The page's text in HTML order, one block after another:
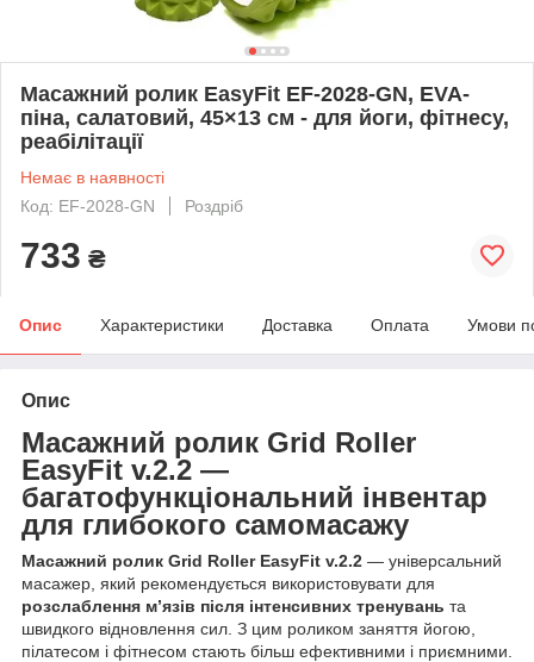
Масажний ролик EasyFit EF-2028-GN, EVA-
піна, салатовий, 45×13 см - для йоги, фітнесу,
реабілітації
Немає в наявності
Код: EF-2028-GN
Роздріб
733 ₴
Опис Характеристики Доставка Оплата Умови
Опис
Масажний ролик Grid Roller
EasyFit v.2.2 —
багатофункціональний інвентар
для глибокого самомасажу
Масажний ролик Grid Roller EasyFit v.2.2 — універсальний
масажер, який рекомендується використовувати для
розслаблення м’язів після інтенсивних тренувань та
швидкого відновлення сил. З цим роликом заняття йогою,
пілатесом і фітнесом стають більш ефективними і приємними.